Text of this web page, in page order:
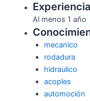
Al menos 1 año
mecanico
rodadura
hidraulico
acoples
automoción